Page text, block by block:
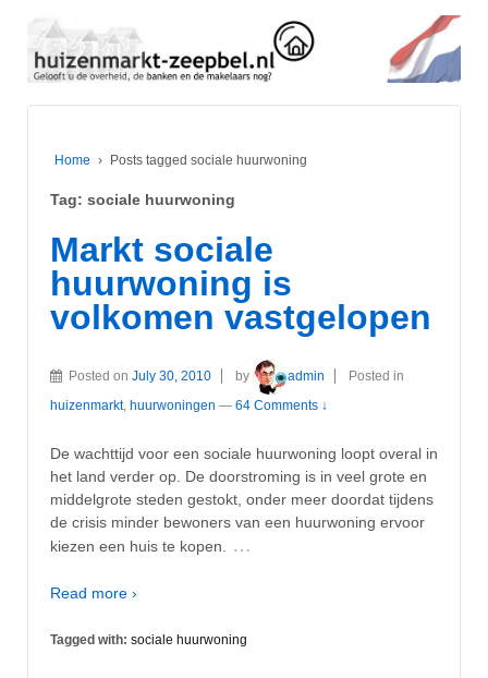
Home › Posts tagged sociale huurwoning
Tag: sociale huurwoning
Markt sociale
huurwoning is
volkomen vastgelopen
Posted on July 30, 2010 by admin
Posted in
huizenmarkt, huurwoningen — 64 Comments ↓
De wachttijd voor een sociale huurwoning loopt overal in
het land verder op. De doorstroming is in veel grote en
middelgrote steden gestokt, onder meer doordat tijdens
de crisis minder bewoners van een huurwoning ervoor
kiezen een huis te kopen.
…
Read more ›
Tagged with: sociale huurwoning